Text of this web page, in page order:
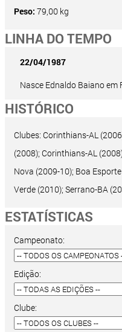
Peso: 79,00 kg
LINHA DO TEMPO
22/04/1987
Nasce Ednaldo Baiano em
HISTÓRICO
Clubes: Corinthians-AL
(2008); Corinthians-AL
Nova (2009-10); Boa
Verde (2010); Serrano-BA
ESTATÍSTICAS
Campeonato:
Edição:
Clube: